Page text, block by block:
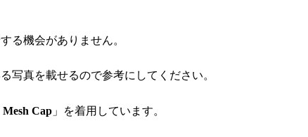
る機会がありません。
写真を載せるので参考にしてください。
Mesh Cap 」を着用しています。